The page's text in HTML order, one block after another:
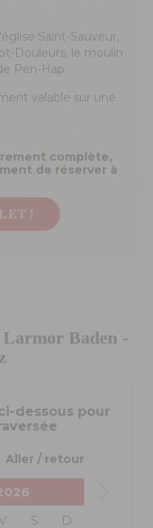
Saint-Sauveur,
Douleurs, le moulin
Pen-Hap.
valable sur une
complète,
de réserver à
!
Larmor Baden -
dessous pour
Aller / retour
S D